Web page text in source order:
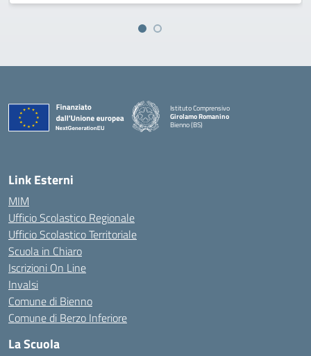
Istituto Comprensivo
Girolamo Romanino
Bienno (BS)
Link Esterni
MIM
Ufficio Scolastico Regionale
Ufficio Scolastico Territoriale
Scuola in Chiaro
Iscrizioni On Line
Invalsi
Comune di Bienno
Comune di Berzo Inferiore
La Scuola